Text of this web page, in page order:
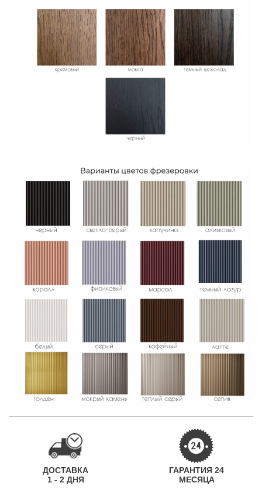
ДОСТАВКА
1 - 2 ДНЯ
ГАРАНТИЯ 24
МЕСЯЦА